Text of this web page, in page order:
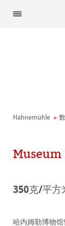
Hahnemühle
350克/平方
哈内姆勒博物